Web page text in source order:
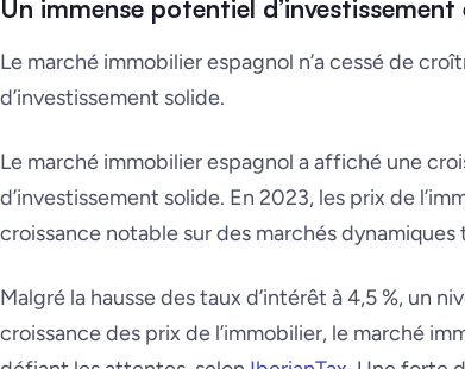
Un immense potentiel
Le marché immobilier espagnol n’a cessé de
d’investissement solide.
Le marché immobilier espagnol a affiché une
d’investissement solide. En 2023, les prix de
croissance notable sur des marchés
Malgré la hausse des taux d’intérêt à 4,5 %, un
croissance des prix de l’immobilier, le marché